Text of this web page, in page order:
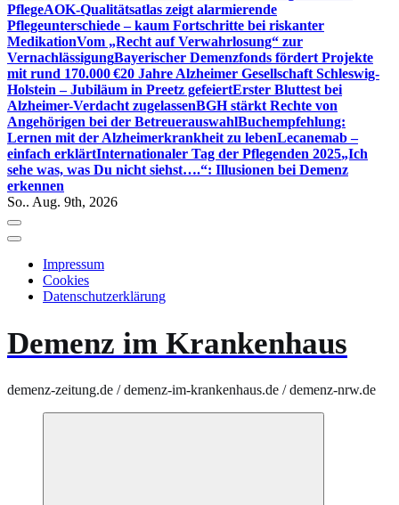
PflegeAOK-Qualitätsatlas zeigt alarmierende
Pflegeunterschiede – kaum Fortschritte bei riskanter
MedikationVom „Recht auf Verwahrlosung“ zur
VernachlässigungBayerischer Demenzfonds fördert Projekte
mit rund 170.000 €20 Jahre Alzheimer Gesellschaft Schleswig-
Holstein – Jubiläum in Preetz gefeiertErster Bluttest bei
Alzheimer-Verdacht zugelassenBGH stärkt Rechte von
Angehörigen bei der BetreuerauswahlBuchempfehlung:
Lernen mit der Alzheimerkrankheit zu lebenLecanemab –
einfach erklärtInternationaler Tag der Pflegenden 2025„Ich
sehe was, was Du nicht siehst….“: Illusionen bei Demenz
erkennen
So.. Aug. 9th, 2026
Impressum
Cookies
Datenschutzerklärung
Demenz im Krankenhaus
demenz-zeitung.de / demenz-im-krankenhaus.de / demenz-nrw.de